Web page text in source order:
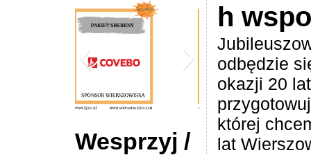
Wierszowisko
DE Hypotheek Shop
Tilburg
Wesprzyj /
h
odbędzie
okazji 20
której
lat